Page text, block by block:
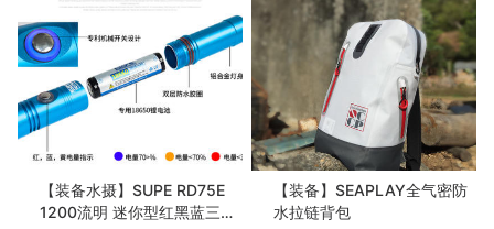
【装备水摄】SUPE RD75E
1200流明 迷你型红黑蓝三
【装备】SEAPLAY全气密防
水拉链背包